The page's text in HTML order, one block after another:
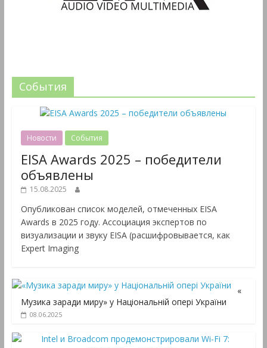
События
Новости События
EISA Awards 2025 – победители
объявлены
15.08.2025
Опубликован список моделей, отмеченных EISA
Awards в 2025 году. Ассоциация экспертов по
визуализации и звуку EISA (расшифровывается, как
Expert Imaging
«
Музика заради миру» у Національній опері України
08.06.2025